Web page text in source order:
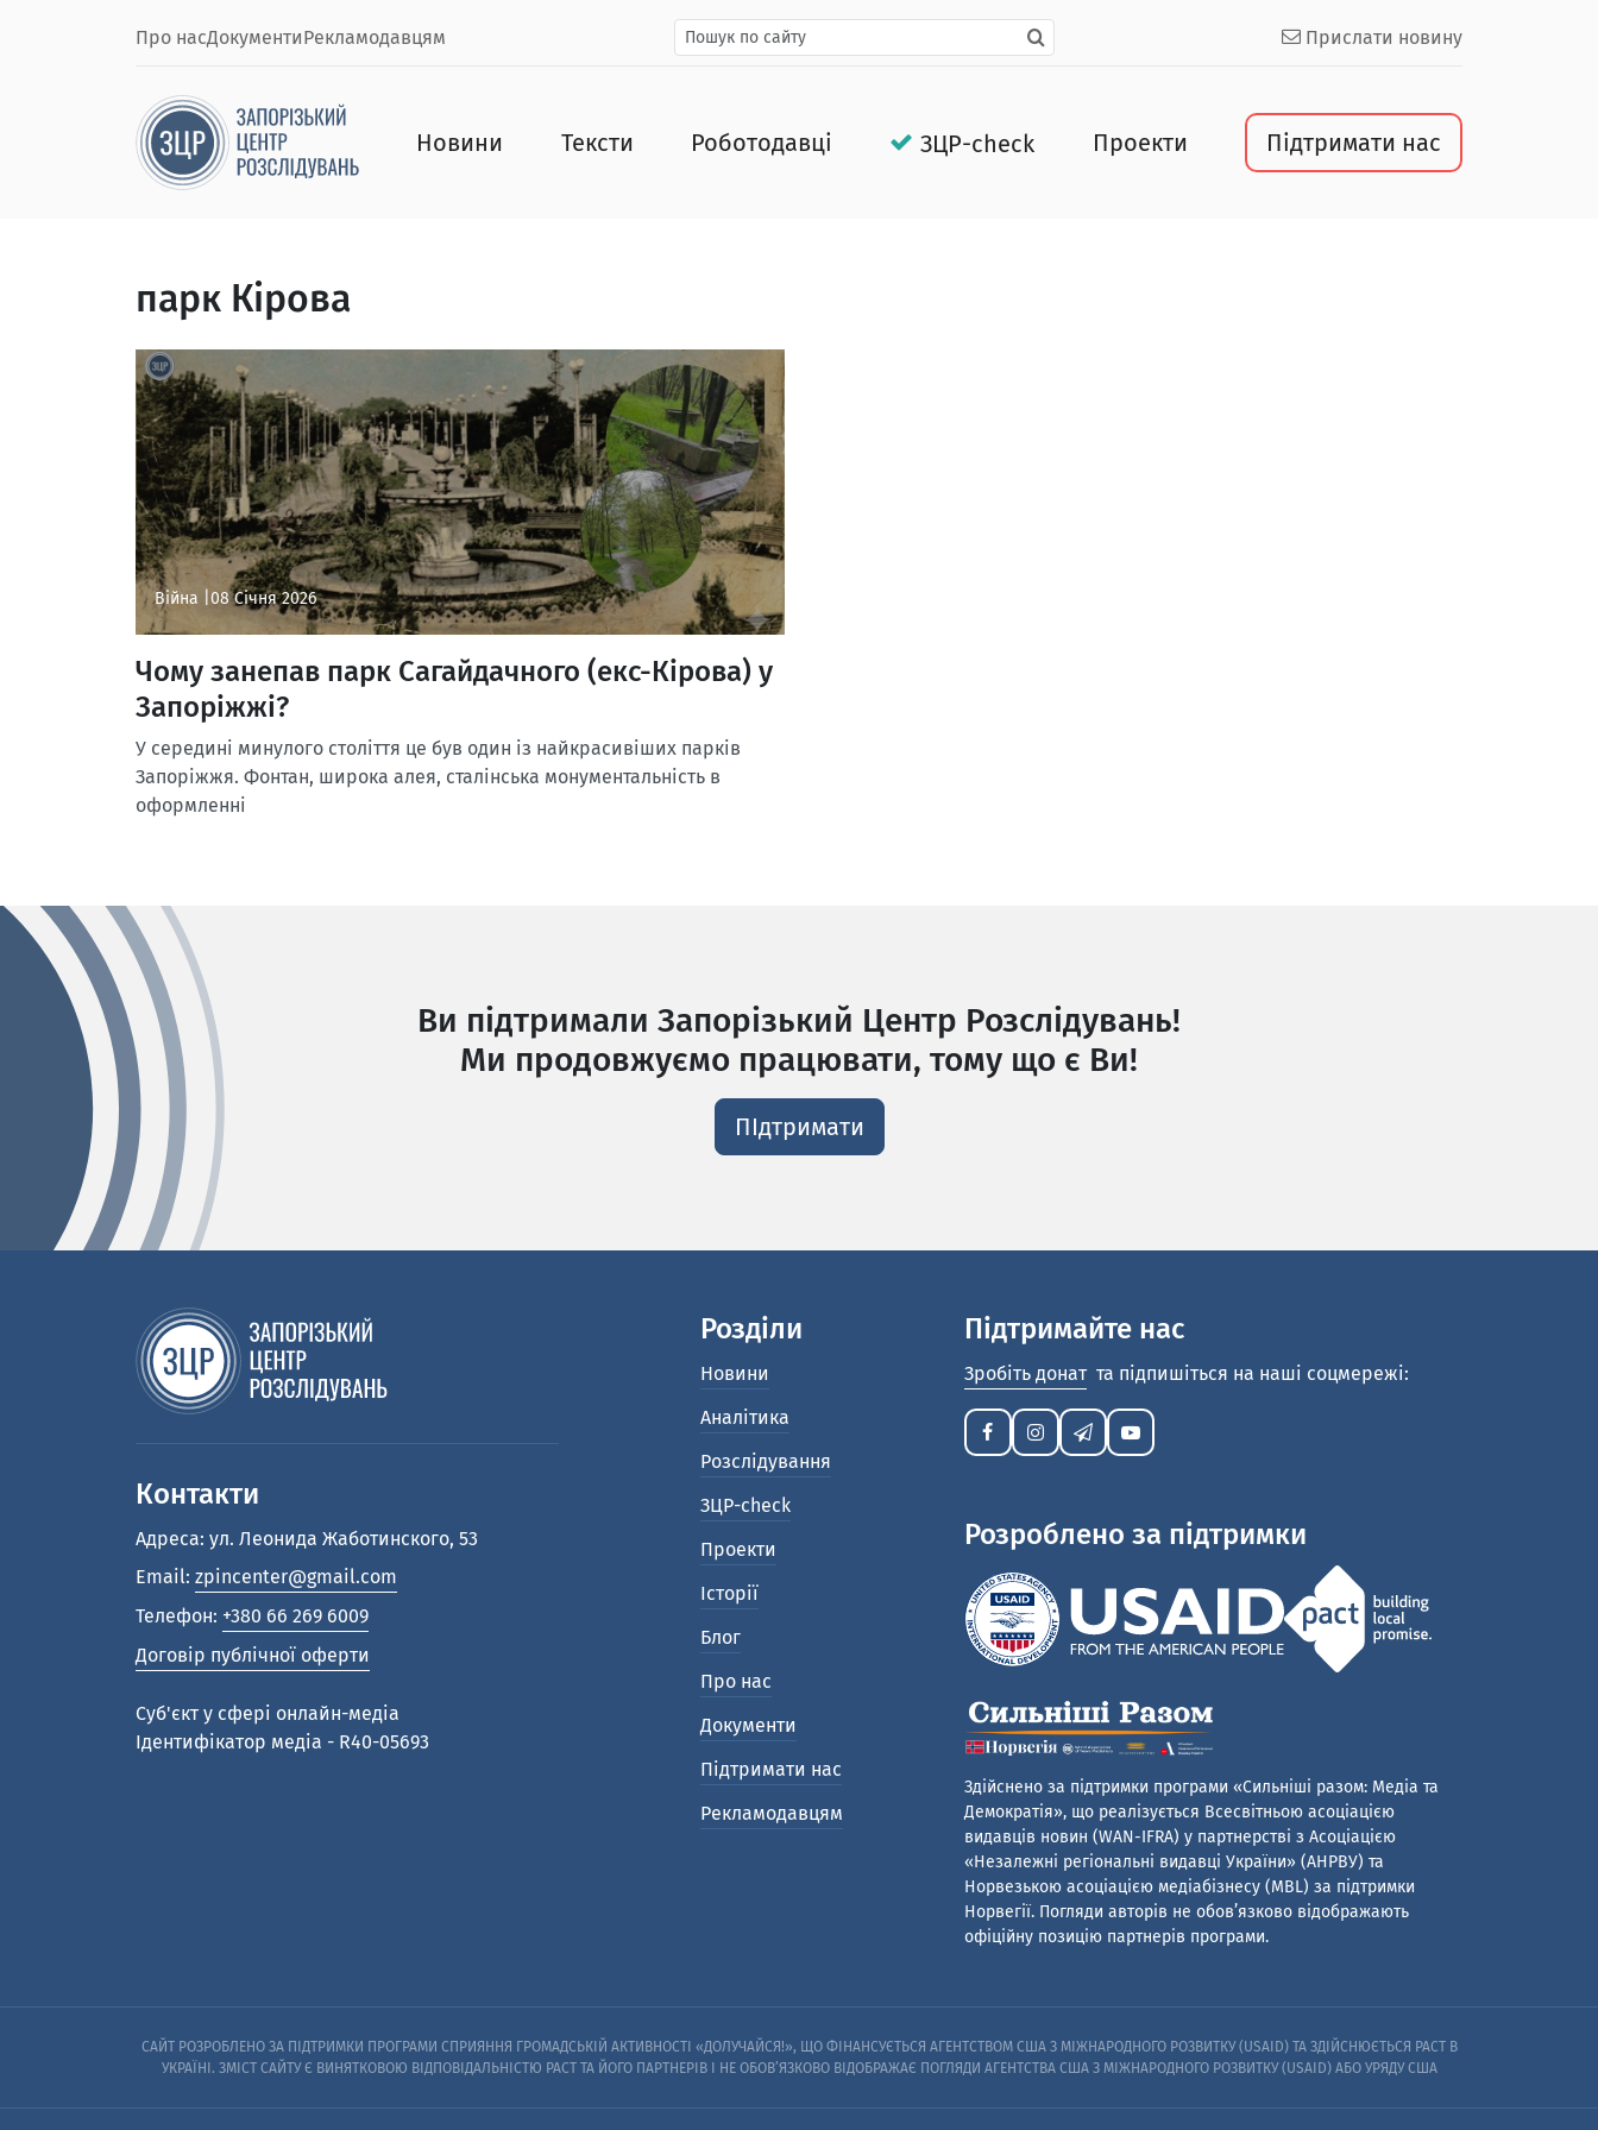
Про насДокументиРекламодавцям Прислати новину
Новини Тексти Роботодавці ЗЦР-check Проекти Підтримати нас
парк Кірова
Війна | 08 Січня 2026
Чому занепав парк Сагайдачного (екс-Кірова) у
Запоріжжі?
У середині минулого століття це був один із найкрасивіших парків
Запоріжжя. Фонтан, широка алея, сталінська монументальність в
оформленні
Ви підтримали Запорізький Центр Розслідувань!
Ми продовжуємо працювати, тому що є Ви!
ПІдтримати
Контакти
Адреса: ул. Леонида Жаботинского, 53
Email: zpincenter@gmail.com
Телефон: +380 66 269 6009
Договір публічної оферти
Cуб'єкт у сфері онлайн-медіа
Ідентифікатор медіа - R40-05693
Розділи
Новини
Аналітика
Розслідування
ЗЦР-check
Проекти
Історії
Блог
Про нас
Документи
Підтримати нас
Рекламодавцям
Підтримайте нас
Зробіть донат та підпишіться на наші соцмережі:
Розроблено за підтримки
Здійснено за підтримки програми «Сильніші разом: Медіа та
Демократія», що реалізується Всесвітньою асоціацією
видавців новин (WAN-IFRA) у партнерстві з Асоціацією
«Незалежні регіональні видавці України» (АНРВУ) та
Норвезькою асоціацією медіабізнесу (MBL) за підтримки
Норвегії. Погляди авторів не обов’язково відображають
офіційну позицію партнерів програми.
САЙТ РОЗРОБЛЕНО ЗА ПІДТРИМКИ ПРОГРАМИ СПРИЯННЯ ГРОМАДСЬКІЙ АКТИВНОСТІ «ДОЛУЧАЙСЯ!», ЩО ФІНАНСУЄТЬСЯ АГЕНТСТВОМ США З МІЖНАРОДНОГО РОЗВИТКУ (USAID) ТА ЗДІЙСНЮЄТЬСЯ PACT В
УКРАЇНІ. ЗМІСТ САЙТУ Є ВИНЯТКОВОЮ ВІДПОВІДАЛЬНІСТЮ PACT ТА ЙОГО ПАРТНЕРІВ I НЕ ОБОВ’ЯЗКОВО ВІДОБРАЖАЄ ПОГЛЯДИ АГЕНТСТВА США З МІЖНАРОДНОГО РОЗВИТКУ (USAID) АБО УРЯДУ США